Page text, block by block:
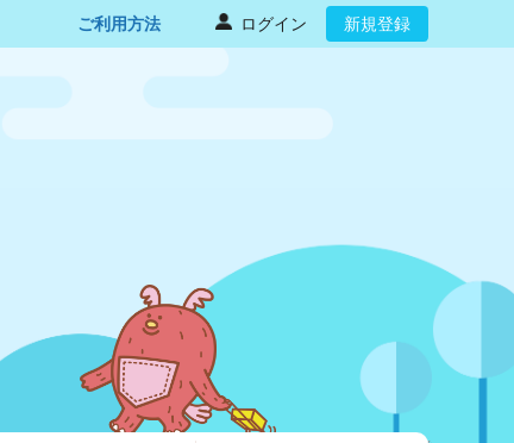
ご利用方法 ログイン 新規登録